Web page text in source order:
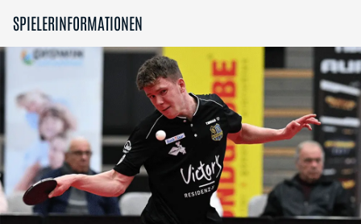
SPIELERINFORMATIONEN